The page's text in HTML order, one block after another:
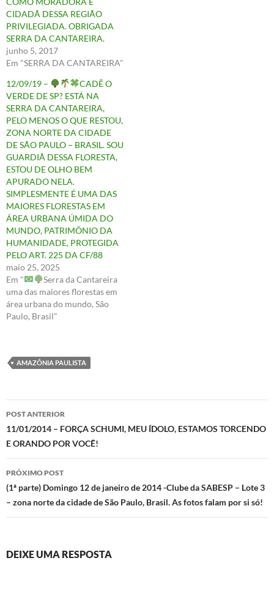
CIDADÃ DESSA REGIÃO
PRIVILEGIADA. OBRIGADA
SERRA DA CANTAREIRA.
junho 5, 2017
Em "SERRA DA CANTAREIRA"
12/09/19 –
CADÊ O
VERDE DE SP? ESTÁ NA
SERRA DA CANTAREIRA,
PELO MENOS O QUE RESTOU,
ZONA NORTE DA CIDADE
DE SÃO PAULO – BRASIL. SOU
GUARDIÃ DESSA FLORESTA,
ESTOU DE OLHO BEM
APURADO NELA.
SIMPLESMENTE É UMA DAS
MAIORES FLORESTAS EM
ÁREA URBANA ÚMIDA DO
MUNDO, PATRIMÔNIO DA
HUMANIDADE, PROTEGIDA
PELO ART. 225 DA CF/88
maio 25, 2025
Em "
Serra da Cantareira
uma das maiores florestas em
área urbana do mundo, São
Paulo, Brasil"
AMAZÔNIA PAULISTA
Navegação
de
posts
POST ANTERIOR
11/01/2014 – FORÇA SCHUMI, MEU ÍDOLO, ESTAMOS TORCENDO
E ORANDO POR VOCÊ!
PRÓXIMO POST
(1ª parte) Domingo 12 de janeiro de 2014 -Clube da SABESP – Lote 3
– zona norte da cidade de São Paulo, Brasil. As fotos falam por si só!
DEIXE UMA RESPOSTA